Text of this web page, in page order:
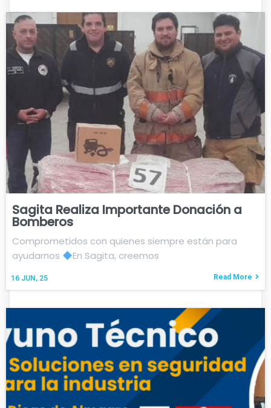
Sagita Realiza Importante Donación a
Bomberos
16 JUN, 25
Comprometidos con quienes siempre están para
ayudarnos
En Sagita, creemos
Read More